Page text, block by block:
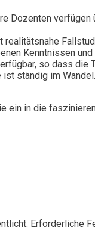
Dozenten
realitätsnahe
Kenntnissen
so dass die
ständig im
ein in die
Erforderliche